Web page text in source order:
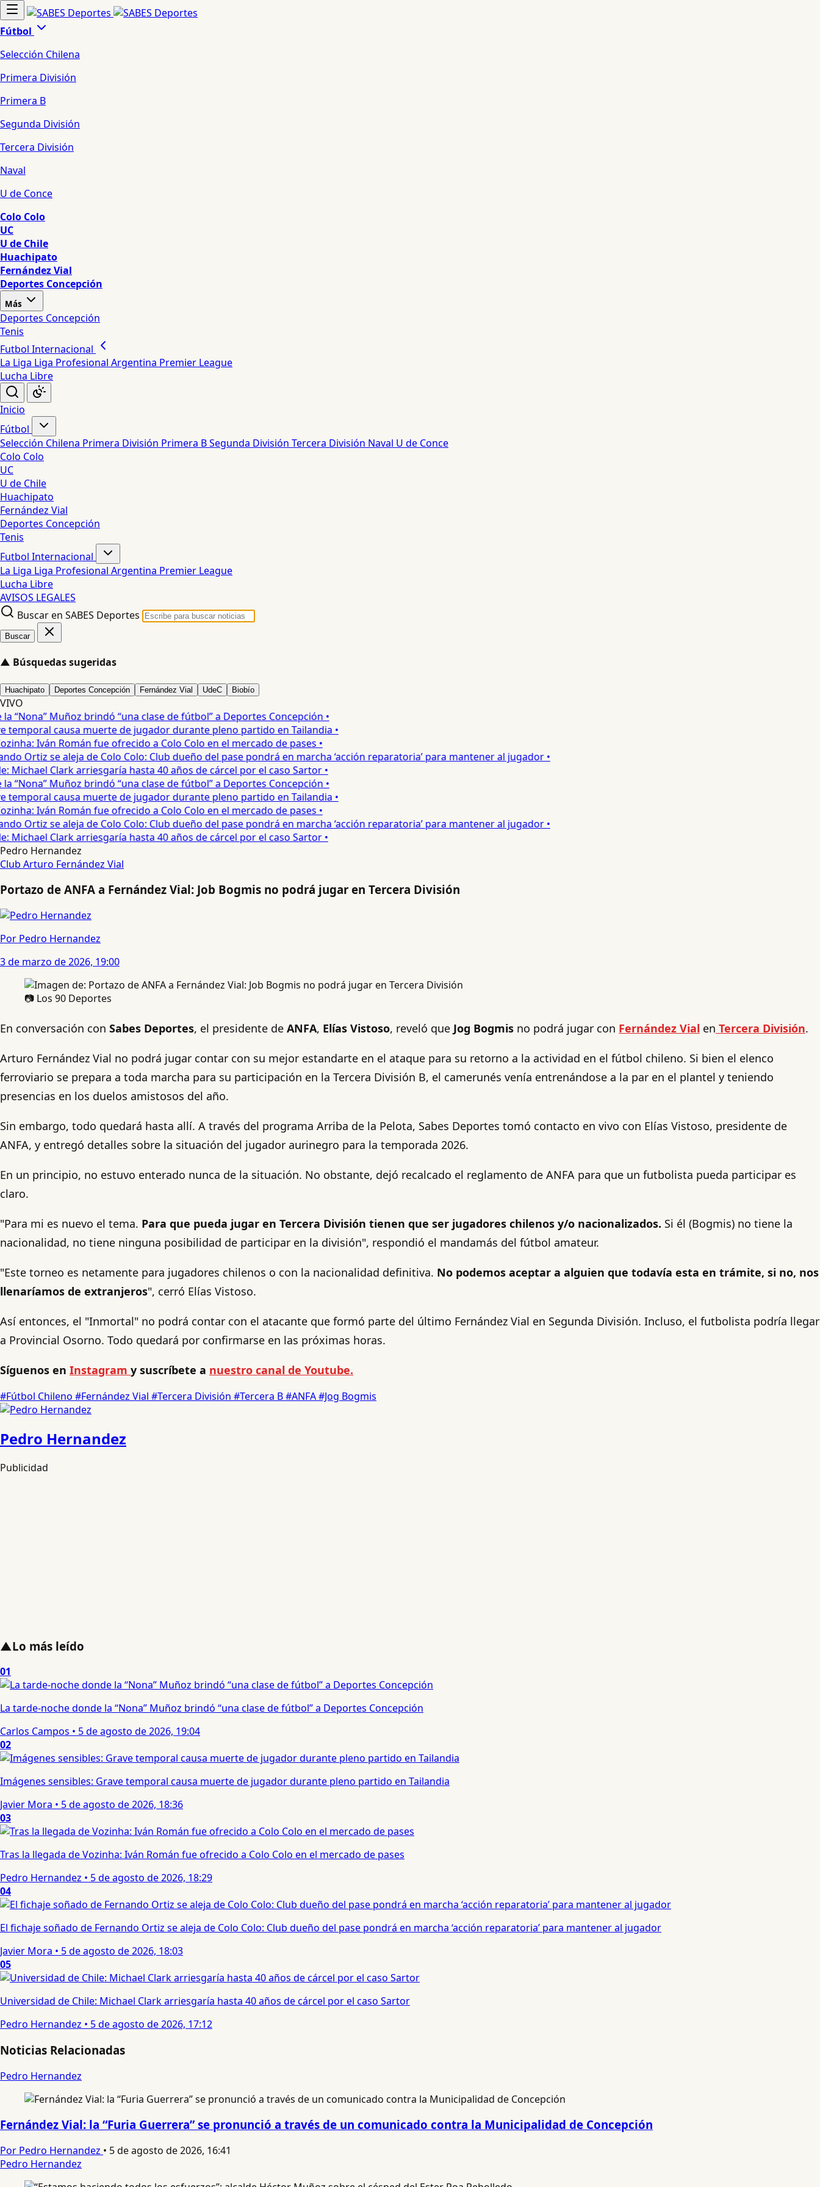
Fútbol
Selección Chilena
Primera División
Primera B
Segunda División
Tercera División
Naval
U de Conce
Colo Colo
UC
U de Chile
Huachipato
Fernández Vial
Deportes Concepción
Más
Deportes Concepción
Tenis
Futbol Internacional
La Liga Liga Profesional Argentina Premier League
Lucha Libre
Inicio
Fútbol
Selección Chilena Primera División Primera BSegunda División Tercera División Naval U de Conce
Colo Colo
UC
U de Chile
Huachipato
Fernández Vial
Deportes Concepción
Tenis
Futbol Internacional
La Liga Liga Profesional Argentina Premier League
Lucha Libre
AVISOS LEGALES
Buscar en SABES Deportes
Buscar
▲ Búsquedas sugeridas
Huachipato Deportes Concepción Fernández Vial UdeC Biobío
VIVO
Muñoz brindó “una clase de fútbol” a Deportes Concepción •
causa muerte de jugador durante pleno partido en Tailandia •
Iván Román fue ofrecido a Colo Colo en el mercado de pases •
Ortiz se aleja de Colo Colo: Club dueño del pase pondrá en marcha ‘acción reparatoria’ para mantener al jugador •
Clark arriesgaría hasta 40 años de cárcel por el caso Sartor •
Muñoz brindó “una clase de fútbol” a Deportes Concepción •
causa muerte de jugador durante pleno partido en Tailandia •
Iván Román fue ofrecido a Colo Colo en el mercado de pases •
Ortiz se aleja de Colo Colo: Club dueño del pase pondrá en marcha ‘acción reparatoria’ para mantener al jugador •
Clark arriesgaría hasta 40 años de cárcel por el caso Sartor •
Pedro Hernandez
Club Arturo Fernández Vial
Portazo de ANFA a Fernández Vial: Job Bogmis no podrá jugar en Tercera División
Por Pedro Hernandez
3 de marzo de 2026, 19:00
📷 Los 90 Deportes
En conversación con Sabes Deportes, el presidente de ANFA, Elías Vistoso, reveló que Jog Bogmis no podrá jugar con Fernández Vial en Tercera División.
Arturo Fernández Vial no podrá jugar contar con su mejor estandarte en el ataque para su retorno a la actividad en el fútbol chileno. Si bien el elenco
ferroviario se prepara a toda marcha para su participación en la Tercera División B, el camerunés venía entrenándose a la par en el plantel y teniendo
presencias en los duelos amistosos del año.
Sin embargo, todo quedará hasta allí. A través del programa Arriba de la Pelota, Sabes Deportes tomó contacto en vivo con Elías Vistoso, presidente de
ANFA, y entregó detalles sobre la situación del jugador aurinegro para la temporada 2026.
En un principio, no estuvo enterado nunca de la situación. No obstante, dejó recalcado el reglamento de ANFA para que un futbolista pueda participar es
claro.
"Para mi es nuevo el tema. Para que pueda jugar en Tercera División tienen que ser jugadores chilenos y/o nacionalizados. Si él (Bogmis) no tiene la
nacionalidad, no tiene ninguna posibilidad de participar en la división", respondió el mandamás del fútbol amateur.
"Este torneo es netamente para jugadores chilenos o con la nacionalidad definitiva. No podemos aceptar a alguien que todavía esta en trámite, si no, nos
llenaríamos de extranjeros", cerró Elías Vistoso.
Así entonces, el "Inmortal" no podrá contar con el atacante que formó parte del último Fernández Vial en Segunda División. Incluso, el futbolista podría llegar
a Provincial Osorno. Todo quedará por confirmarse en las próximas horas.
Síguenos en Instagram y suscríbete a nuestro canal de Youtube.
#Fútbol Chileno #Fernández Vial #Tercera División #Tercera B#ANFA#Jog Bogmis
Pedro Hernandez
Publicidad
▲Lo más leído
01
La tarde-noche donde la “Nona” Muñoz brindó “una clase de fútbol” a Deportes Concepción
Carlos Campos • 5 de agosto de 2026, 19:04
02
Imágenes sensibles: Grave temporal causa muerte de jugador durante pleno partido en Tailandia
Javier Mora • 5 de agosto de 2026, 18:36
03
Tras la llegada de Vozinha: Iván Román fue ofrecido a Colo Colo en el mercado de pases
Pedro Hernandez • 5 de agosto de 2026, 18:29
04
El fichaje soñado de Fernando Ortiz se aleja de Colo Colo: Club dueño del pase pondrá en marcha ‘acción reparatoria’ para mantener al jugador
Javier Mora • 5 de agosto de 2026, 18:03
05
Universidad de Chile: Michael Clark arriesgaría hasta 40 años de cárcel por el caso Sartor
Pedro Hernandez • 5 de agosto de 2026, 17:12
Noticias Relacionadas
Pedro Hernandez
Fernández Vial: la “Furia Guerrera” se pronunció a través de un comunicado contra la Municipalidad de Concepción
Por Pedro Hernandez • 5 de agosto de 2026, 16:41
Pedro Hernandez